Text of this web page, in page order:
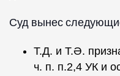
Суд вынес
Т.Д. и Т.Ә.
ч. п. п.2,4 УК и